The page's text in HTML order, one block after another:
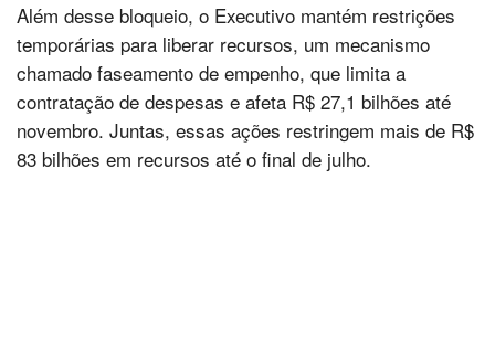
Além desse bloqueio, o Executivo mantém restrições
temporárias para liberar recursos, um mecanismo
chamado faseamento de empenho, que limita a
contratação de despesas e afeta R$ 27,1 bilhões até
novembro. Juntas, essas ações restringem mais de R$
83 bilhões em recursos até o final de julho.